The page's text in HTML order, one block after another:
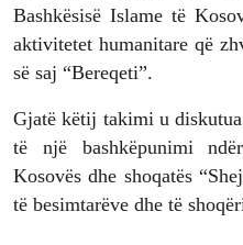
Bashkësisë Islame të
aktivitetet humanitare që
së saj “Bereqeti”.
Gjatë këtij takimi u
të një bashkëpunimi
Kosovës dhe shoqatës
të besimtarëve dhe të